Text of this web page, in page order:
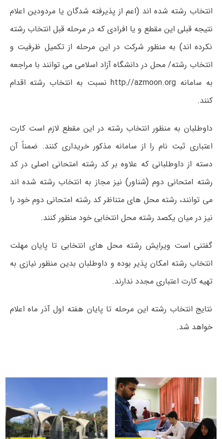
انتخاب رشته شده اند (اعم از پذیرفته شدگان یا مردودین اعلام
نتیجه قبلی این مقطع و یا افرادی که در مرحله قبل انتخاب رشته
نکرده اند) به منظور شرکت در این مرحله از تکمیل ظرفیت و
انتخاب رشته/ محل در دانشگاه آزاد اسلامی می توانند با مراجعه
به سامانه http://azmoon.org نسبت به انتخاب رشته اقدام
کنند.
داوطلبان به منظور انتخاب رشته در این مقطع لازم است کارت
اعتباری ثبت نام را از سامانه مذکور خریداری کنند. ضمناً آن
دسته از داوطلبانی که علاوه بر کد رشته امتحانی اصلی در کد
رشته امتحانی دوم (شناور) نیز مجاز به انتخاب رشته شده اند
می توانند، رشته محل های متناظر کد رشته امتحانی دوم خود را
نیز در میان یکصد رشته محل انتخابی خود منظور کنند.
گفتنی است ویرایش رشته محل های انتخابی تا پایان مهلت
انتخاب رشته امکان پذیر بوده و داوطلبان بدین منظور نیازی به
تهیه کارت اعتباری مجدد ندارند.
نتایج انتخاب رشته این مرحله تا پایان هفته اول آذر ماه اعلام
خواهد شد.